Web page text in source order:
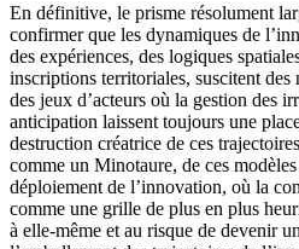
En définitive, le prisme résolument
confirmer que les dynamiques de
des expériences, des logiques
inscriptions territoriales, suscitent des
des jeux d’acteurs où la gestion des
anticipation laissent toujours une
destruction créatrice de ces
comme un Minotaure, de ces
déploiement de l’innovation, où la
comme une grille de plus en plus
à elle-même et au risque de devenir